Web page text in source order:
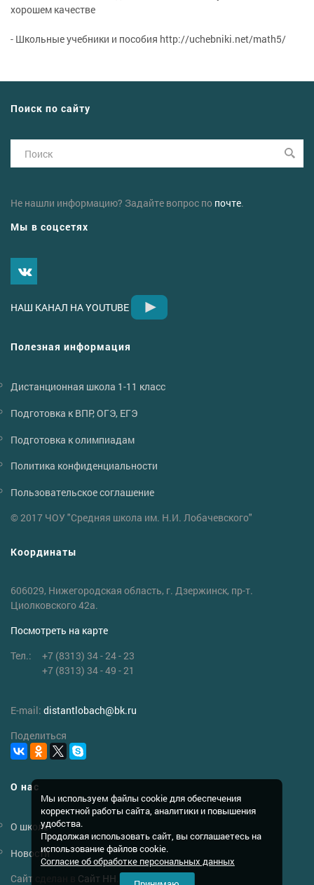
хорошем качестве
- Школьные учебники и пособия http://uchebniki.net/math5/
Поиск по сайту
Не нашли информацию? Задайте вопрос по почте.
Мы в соцсетях
НАШ КАНАЛ НА YOUTUBE
Полезная информация
Дистанционная школа 1-11 класс
Подготовка к ВПР, ОГЭ, ЕГЭ
Подготовка к олимпиадам
Политика конфиденциальности
Пользовательское соглашение
© 2017 ЧОУ "Средняя школа им. Н.И. Лобачевского"
Координаты
606029, Нижегородская область, г. Дзержинск, пр-т.
Циолковского 42а.
Посмотреть на карте
Тел.:
+7 (8313) 34 - 24 - 23
+7 (8313) 34 - 49 - 21
E-mail: distantlobach@bk.ru
Поделиться
О нас
О школе
Новости
Сайт сделан в Сайт НН
Мы используем файлы cookie для обеспечения
корректной работы сайта, аналитики и повышения
удобства.
Продолжая использовать сайт, вы соглашаетесь на
использование файлов cookie.
Согласие об обработке персональных данных